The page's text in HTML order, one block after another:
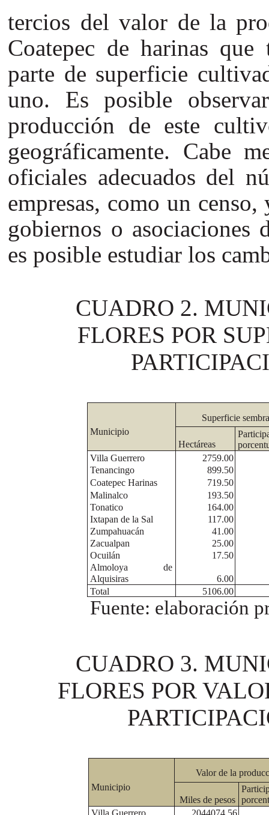
tercios del valor de la
Coatepec de harinas
parte de superficie
uno. Es posible
producción de este
geográficamente. Cabe
oficiales adecuados del
empresas, como un
gobiernos o asociaciones
es posible estudiar los
CUADRO 2.
FLORES POR
Municipio
Superficie
Hectáreas
Villa Guerrero
2759.00
Tenancingo
899.50
Coatepec Harinas
719.50
Malinalco
193.50
Tonatico
164.00
Ixtapan de la Sal
117.00
Zumpahuacán
41.00
Zacualpan
25.00
Ocuilán
17.50
Almoloya
de
Alquisiras
6.00
Total
5106.00
Fuente: elaboración
CUADRO 3.
FLORES POR
Municipio
Valor de la
Miles de pesos
Villa Guerrero
2044074.56